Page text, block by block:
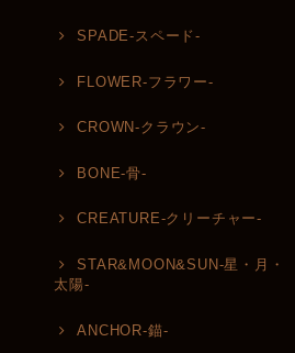
SPADE-スペード-
FLOWER-フラワー-
CROWN-クラウン-
BONE-骨-
CREATURE-クリーチャー-
STAR&MOON&SUN-星・月・
太陽-
ANCHOR-錨-